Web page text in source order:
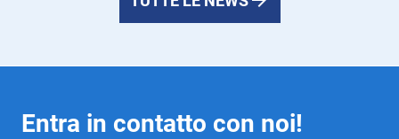
Entra in contatto con noi!